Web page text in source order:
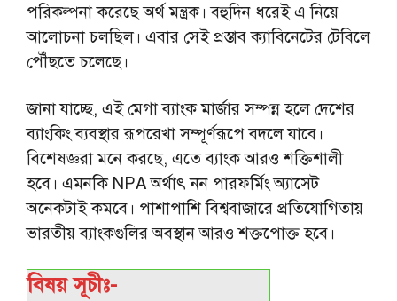
পরিকল্পনা করেছে অর্থ মন্ত্রক। বহুদিন ধরেই এ নিয়ে
আলোচনা চলছিল। এবার সেই প্রস্তাব ক্যাবিনেটের টেবিলে
পৌঁছতে চলেছে।
জানা যাচ্ছে, এই মেগা ব্যাংক মার্জার সম্পন্ন হলে দেশের
ব্যাংকিং ব্যবস্থার রূপরেখা সম্পূর্ণরূপে বদলে যাবে।
বিশেষজ্ঞরা মনে করছে, এতে ব্যাংক আরও শক্তিশালী
হবে। এমনকি NPA অর্থাৎ নন পারফর্মিং অ্যাসেট
অনেকটাই কমবে। পাশাপাশি বিশ্ববাজারে প্রতিযোগিতায়
ভারতীয় ব্যাংকগুলির অবস্থান আরও শক্তপোক্ত হবে।
বিষয় সূচীঃ-